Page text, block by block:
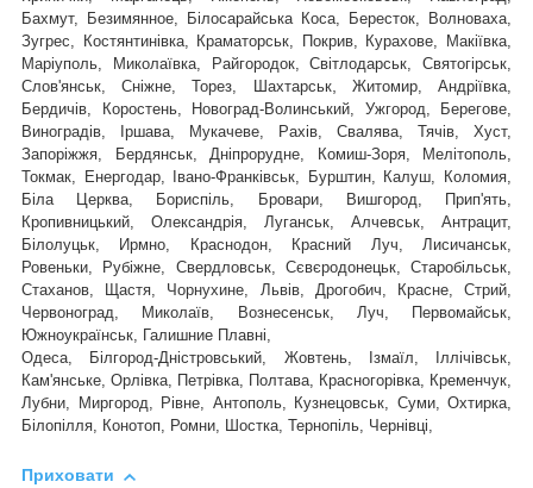
Бахмут, Безимянное, Білосарайська Коса, Бересток, Волноваха,
Зугрес, Костянтинівка, Краматорськ, Покрив, Курахове, Макіївка,
Маріуполь, Миколаївка, Райгородок, Світлодарськ, Святогірськ,
Слов'янськ, Сніжне, Торез, Шахтарськ, Житомир, Андріївка,
Бердичів, Коростень, Новоград-Волинський, Ужгород, Берегове,
Виноградів, Іршава, Мукачеве, Рахів, Свалява, Тячів, Хуст,
Запоріжжя, Бердянськ, Дніпрорудне, Комиш-Зоря, Мелітополь,
Токмак, Енергодар, Івано-Франківськ, Бурштин, Калуш, Коломия,
Біла Церква, Бориспіль, Бровари, Вишгород, Прип'ять,
Кропивницький, Олександрія, Луганськ, Алчевськ, Антрацит,
Білолуцьк, Ирмно, Краснодон, Красний Луч, Лисичанськ,
Ровеньки, Рубіжне, Свердловськ, Сєвєродонецьк, Старобільськ,
Стаханов, Щастя, Чорнухине, Львів, Дрогобич, Красне, Стрий,
Червоноград,
Миколаїв, Вознесенськ, Луч, Первомайськ,
Южноукраїнськ, Галишние Плавні,
Одеса, Білгород-Дністровський, Жовтень, Ізмаїл, Іллічівськ,
Кам'янське, Орлівка, Петрівка, Полтава, Красногорівка, Кременчук,
Лубни, Миргород, Рівне, Антополь, Кузнецовськ, Суми, Охтирка,
Білопілля, Конотоп, Ромни, Шостка, Тернопіль, Чернівці,
Приховати